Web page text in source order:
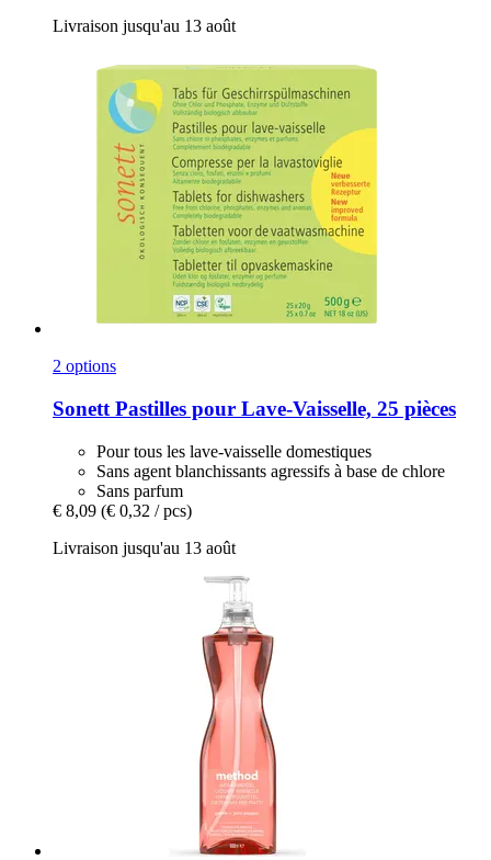
Livraison jusqu'au 13 août
2 options
Sonett Pastilles pour Lave-​Vaisselle, 25 pièces
Pour tous les lave-vaisselle domestiques
Sans agent blanchissants agressifs à base de chlore
Sans parfum
€ 8,09 (€ 0,32 / pcs)
Livraison jusqu'au 13 août